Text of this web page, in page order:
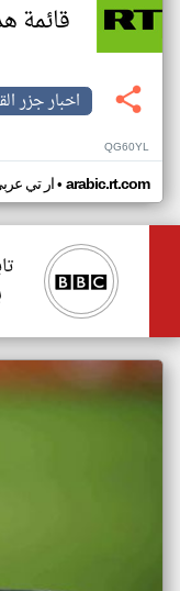
قائمة
اخبار جزر
QG60YL
ار تي• arabic.rt.com